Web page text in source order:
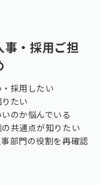
事・採用ご担
採用したい
たい
のか悩んでいる
共通点が知りたい
部門の役割を再確認